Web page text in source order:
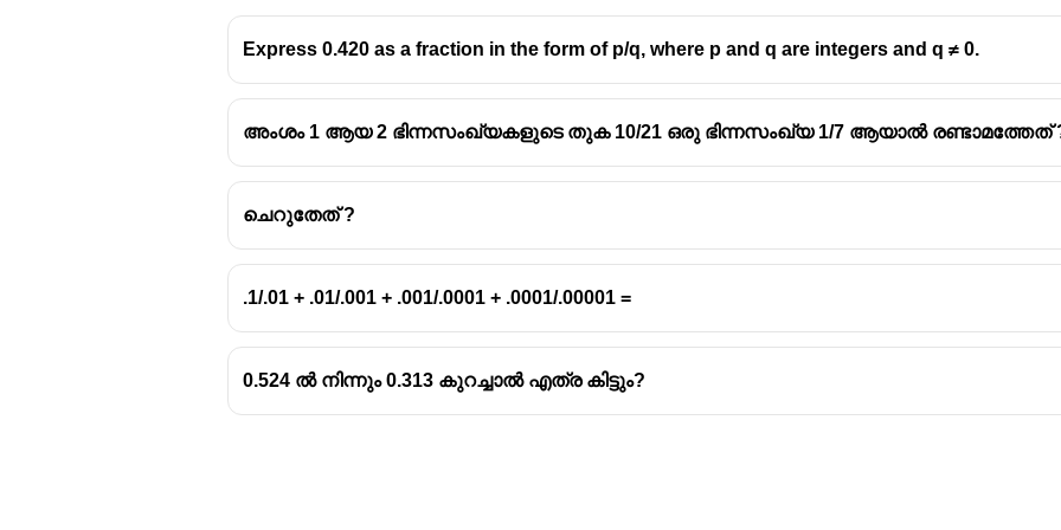
8
8
Express 0.420 as a fraction in the form of p/q, where p and q are integers and q ≠ 0.
അംശം 1 ആയ 2 ഭിന്നസംഖ്യകളുടെ തുക 10/21 ഒരു ഭിന്നസംഖ്യ 1/7 ആയാൽ രണ്ടാമത്തേത്
ചെറുതേത് ?
.1/.01 + .01/.001 + .001/.0001 + .0001/.00001 =
0.524 ൽ നിന്നും 0.313 കുറച്ചാൽ എത്ര കിട്ടും?